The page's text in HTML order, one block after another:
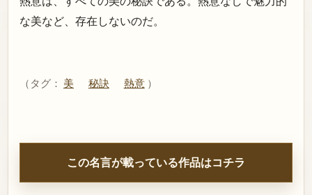
な美など、存在しないのだ。
（タグ： 美 秘訣 熱意 ）
この名言が載っている作品はコチラ